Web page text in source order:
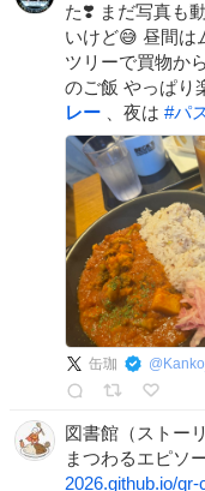
た❣️ まだ写真も
いけど😅 昼間は
ツリーで買物か
のご飯 やっぱり
レー 、夜は #パ
缶珈 @
図書館（ストー
まつわるエピソ
2026.github.io/